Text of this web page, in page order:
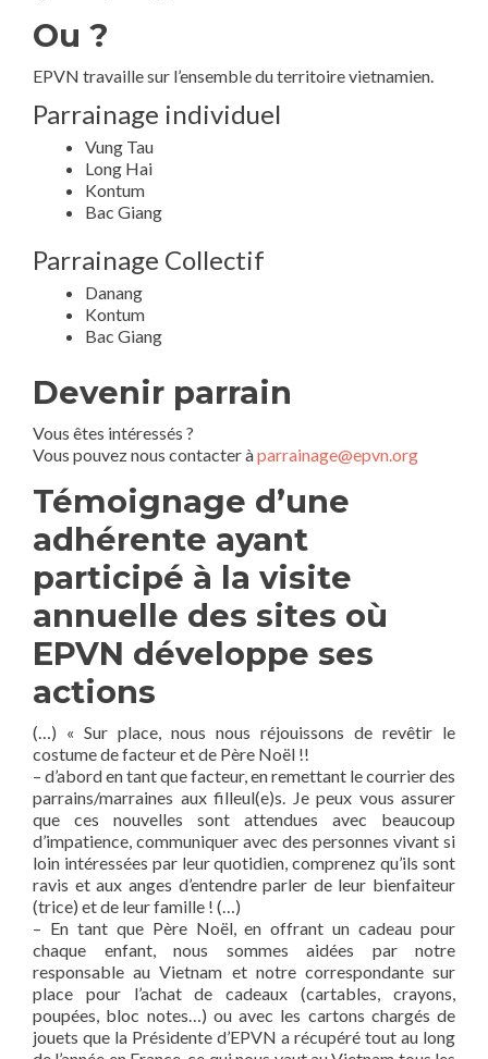
Ou ?
EPVN travaille sur l’ensemble du territoire vietnamien.
Parrainage individuel
Vung Tau
Long Hai
Kontum
Bac Giang
Parrainage Collectif
Danang
Kontum
Bac Giang
Devenir parrain
Vous êtes intéressés ?
Vous pouvez nous contacter àparrainage@epvn.org
Témoignage d’une
adhérente ayant
participé à la visite
annuelle des sites où
EPVN développe ses
actions
(…) « Sur place, nous nous réjouissons de revêtir le
costume de facteur et de Père Noël !!
– d’abord en tant que facteur, en remettant le courrier des
parrains/marraines aux filleul(e)s. Je peux vous assurer
que ces nouvelles sont attendues avec beaucoup
d’impatience, communiquer avec des personnes vivant si
loin intéressées par leur quotidien, comprenez qu’ils sont
ravis et aux anges d’entendre parler de leur bienfaiteur
(trice) et de leur famille ! (…)
– En tant que Père Noël, en offrant un cadeau pour
chaque enfant, nous sommes aidées par notre
responsable au Vietnam et notre correspondante sur
place pour l’achat de cadeaux (cartables, crayons,
poupées, bloc notes…) ou avec les cartons chargés de
jouets que la Présidente d’EPVN a récupéré tout au long